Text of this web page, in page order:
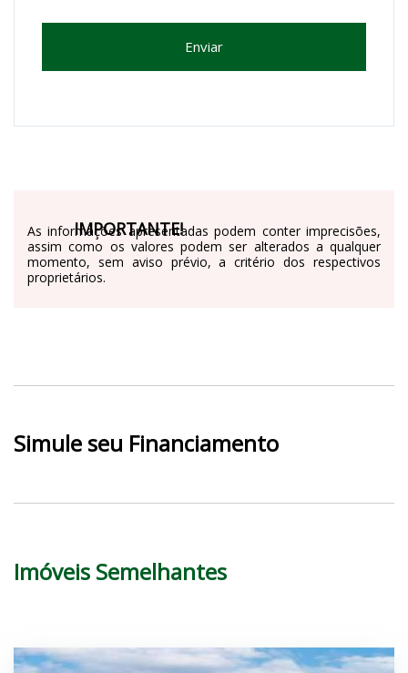
Enviar
IMPORTANTE!
As informações apresentadas podem conter imprecisões,
assim como os valores podem ser alterados a qualquer
momento, sem aviso prévio, a critério dos respectivos
proprietários.
Simule seu Financiamento
Imóveis Semelhantes